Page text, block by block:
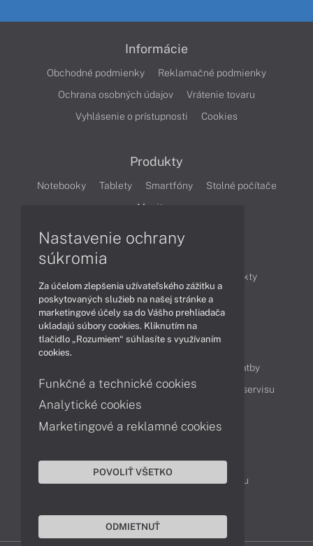
Informácie
Obchodné podmienky
Reklamačné podmienky
Ochrana osobných údajov
Vrátenie tovaru
Vyhlásenie o prístupnosti
Cookies
Produkty
Notebooky Tablety Smartfóny
Stolné počítače
Monitory
Produkty
Technológie
Videá
Obsah
Možnosti doručenia a platby
Podpora a servis
Servisné služby Cenník servisu
Kontakty
043 4224 771
Obchodné oddelenie
Reklamácia tovaru
Nastavenie ochrany
súkromia
Za účelom zlepšenia užívateľského zážitku a
poskytovaných služieb na našej stránke a
marketingové účely sa do Vášho prehliadača
ukladajú súbory cookies. Kliknutím na
tlačidlo „Rozumiem“ súhlasíte s využívaním
cookies.
Funkčné a technické cookies
Analytické cookies
Marketingové a reklamné cookies
POVOLIŤ VŠETKO
ODMIETNUŤ